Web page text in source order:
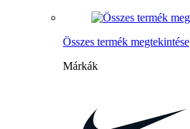
Összes termék megtekintése
Márkák